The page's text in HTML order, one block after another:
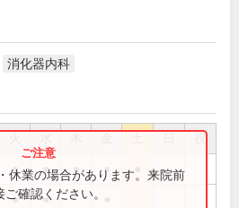
消化器内科
祝
● ● ● ●
● ●
休業の場合があります。来院前
確認ください。